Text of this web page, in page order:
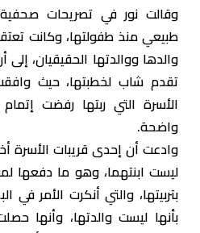
وقالت نور في تصريحات
طبيعي منذ طفولتها، وكانت
والدها ووالدتها الحقيقيان،
تقدم شاب لخطبتها، حيث
الأسرة التي ربتها رفضت
واضحة.
وادعت أن إحدى قريبات الأسرة
ليست ابنتهما، وهو ما دفعها
بتربيتها، والتي أنكرت الأمر في
بأنها ليست والدتها، وأنها